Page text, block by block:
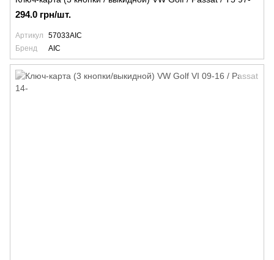
294.0 грн/шт.
Артикул
57033AIC
Бренд
AIC